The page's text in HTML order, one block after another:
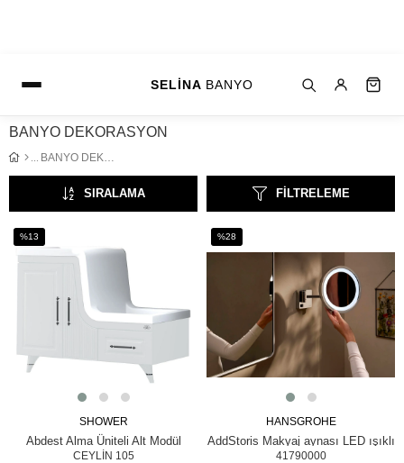
SELİNA BANYO
BANYO DEKORASYON
BANYO DEKORASYON
FILTRELEME
SIRALAMA
SEPETE EKLE
%13
İndirim
SHOWER
Abdest Alma Üniteli Alt Modül
CEYLİN 105
SEPETE EKLE
%28
İndirim
HANSGROHE
AddStoris Makyaj aynası LED ışıklı
41790000